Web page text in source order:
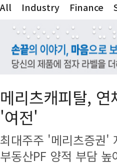
All Industry Finance
메리츠캐피탈,
'여전'
최대주주 '메리츠증권'
부동산PF 양적 부담